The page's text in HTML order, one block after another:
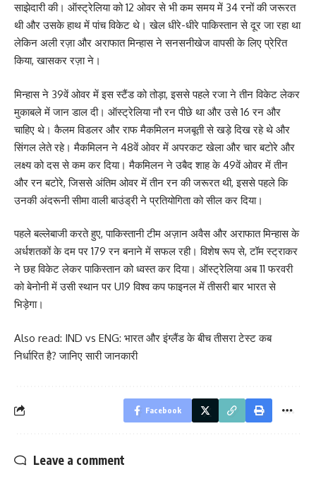
साझेदारी की। ऑस्ट्रेलिया को 12 ओवर से भी कम समय में 34 रनों की जरूरत
थी और उसके हाथ में पांच विकेट थे। खेल धीरे-धीरे पाकिस्तान से दूर जा रहा था
लेकिन अली रज़ा और अराफात मिन्हास ने सनसनीखेज वापसी के लिए प्रेरित
किया, खासकर रज़ा ने।
मिन्हास ने 39वें ओवर में इस स्टैंड को तोड़ा, इससे पहले रजा ने तीन विकेट लेकर
मुकाबले में जान डाल दी। ऑस्ट्रेलिया नौ रन पीछे था और उसे 16 रन और
चाहिए थे। कैलम विडलर और राफ मैकमिलन मजबूती से खड़े दिख रहे थे और
सिंगल लेते रहे। मैकमिलन ने 48वें ओवर में अपरकट खेला और चार बटोरे और
लक्ष्य को दस से कम कर दिया। मैकमिलन ने उबैद शाह के 49वें ओवर में तीन
और रन बटोरे, जिससे अंतिम ओवर में तीन रन की जरूरत थी, इससे पहले कि
उनकी अंदरूनी सीमा वाली बाउंड्री ने प्रतियोगिता को सील कर दिया।
पहले बल्लेबाजी करते हुए, पाकिस्तानी टीम अज़ान अवैस और अराफात मिन्हास के
अर्धशतकों के दम पर 179 रन बनाने में सफल रही। विशेष रूप से, टॉम स्ट्राकर
ने छह विकेट लेकर पाकिस्तान को ध्वस्त कर दिया। ऑस्ट्रेलिया अब 11 फरवरी
को बेनोनी में उसी स्थान पर U19 विश्व कप फाइनल में तीसरी बार भारत से
भिड़ेगा।
Also read: IND vs ENG: भारत और इंग्लैंड के बीच तीसरा टेस्ट कब
निर्धारित है? जानिए सारी जानकारी
Facebook
Leave a comment